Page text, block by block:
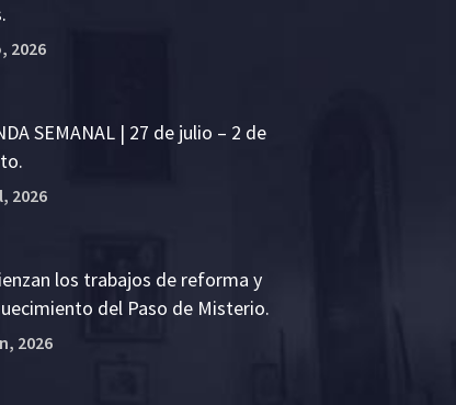
2026
SEMANAL | 27 de julio – 2 de
2026
los trabajos de reforma y
del Paso de Misterio.
2026